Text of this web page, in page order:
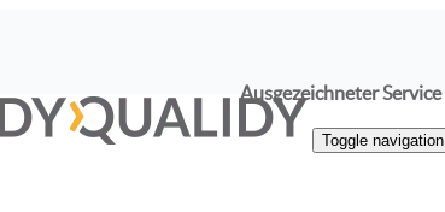
Ausgezeichneter Service
Toggle navigation